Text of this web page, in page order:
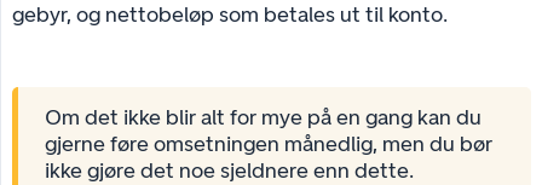
gebyr, og nettobeløp som betales ut til konto.
Om det ikke blir alt for mye på en gang kan du
gjerne føre omsetningen månedlig, men du bør
ikke gjøre det noe sjeldnere enn dette.